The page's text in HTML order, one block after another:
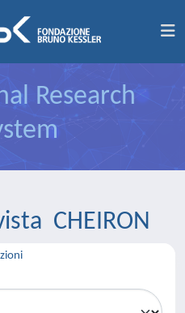
Research
CHEIRON